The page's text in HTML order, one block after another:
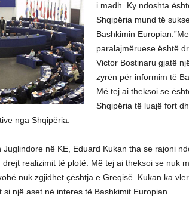
i madh. Ky ndoshta
Shqipëria mund të
Bashkimin
paralajmëruese është
Victor Bostinaru gjatë
zyrën për informim të
Më tej ai theksoi se
Shqipëria të luajë fort
nga Shqipëria.
Juglindore në KE, Eduard Kukan tha se rajoni
realizimit të plotë. Më tej ai theksoi se nuk
nuk zgjidhet çështja e Greqisë. Kukan ka
një aset në interes të Bashkimit Europian.